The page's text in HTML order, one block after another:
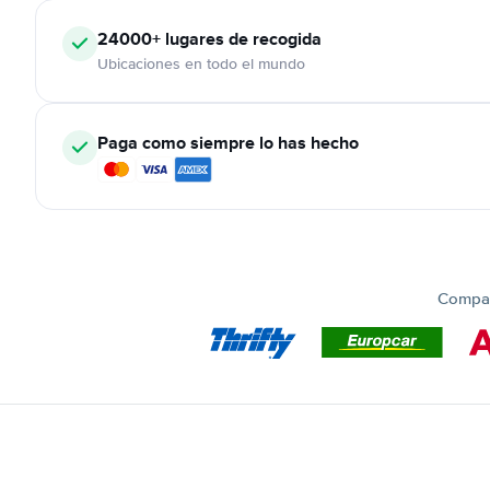
24000+ lugares de recogida
Ubicaciones en todo el mundo
Paga como siempre lo has hecho